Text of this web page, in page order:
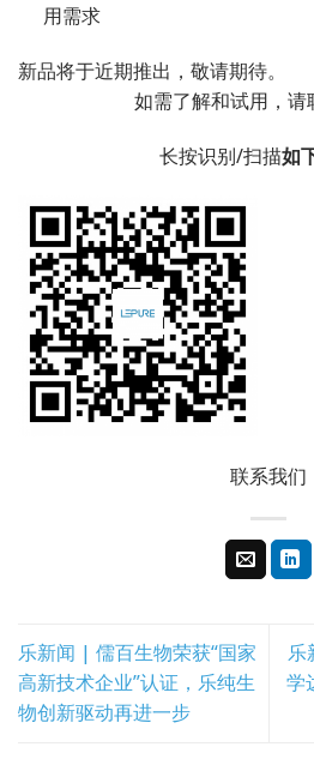
用需求
新品将于近期推出，敬请期待。
如需了解和试用，请
长按识别/扫描如
联系我们
乐新闻 | 儒百生物荣获“国家
高新技术企业”认证，乐纯生
物创新驱动再进一步
乐
学